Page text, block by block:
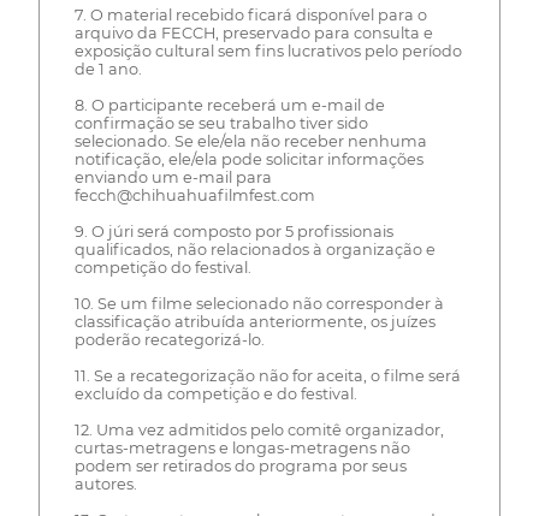
7. O material recebido ficará disponível para o
arquivo da FECCH, preservado para consulta e
exposição cultural sem fins lucrativos pelo período
de 1 ano.
8. O participante receberá um e-mail de
confirmação se seu trabalho tiver sido
selecionado. Se ele/ela não receber nenhuma
notificação, ele/ela pode solicitar informações
enviando um e-mail para
fecch@chihuahuafilmfest.com
9. O júri será composto por 5 profissionais
qualificados, não relacionados à organização e
competição do festival.
10. Se um filme selecionado não corresponder à
classificação atribuída anteriormente, os juízes
poderão recategorizá-lo.
11. Se a recategorização não for aceita, o filme será
excluído da competição e do festival.
12. Uma vez admitidos pelo comitê organizador,
curtas-metragens e longas-metragens não
podem ser retirados do programa por seus
autores.